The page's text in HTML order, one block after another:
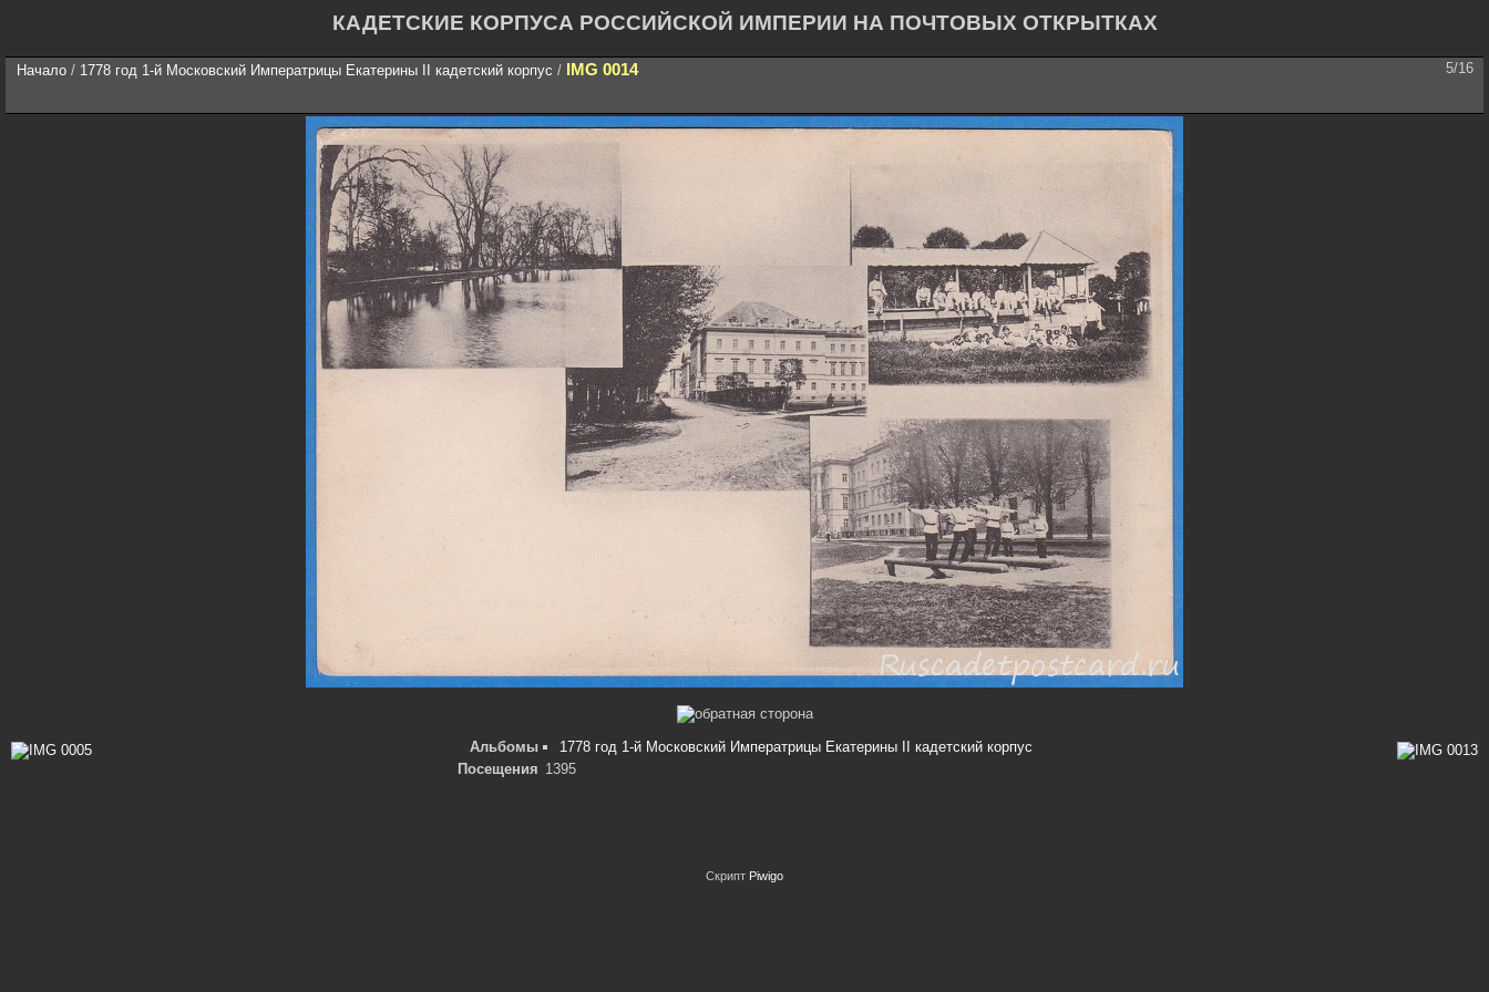
КАДЕТСКИЕ КОРПУСА РОССИЙСКОЙ ИМПЕРИИ НА ПОЧТОВЫХ ОТКРЫТКАХ
Начало / 1778 год 1-й Московский Императрицы Екатерины II кадетский корпус / IMG 0014 5/16
Альбомы
1778 год 1-й Московский Императрицы Екатерины II кадетский корпус
Посещения 1395
Скрипт Piwigo